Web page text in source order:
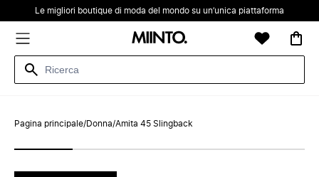
Le migliori boutique di moda del mondo su un’unica piattaforma
Pagina principale/Donna/Amita 45 Slingback